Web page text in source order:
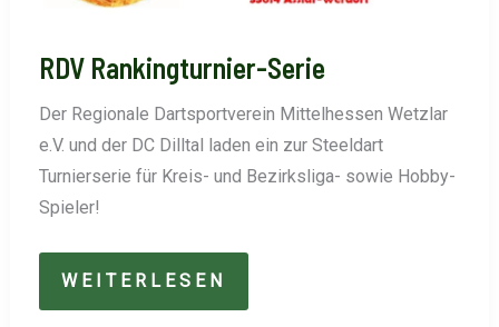
RDV Rankingturnier-Serie
Der Regionale Dartsportverein Mittelhessen Wetzlar
e.V. und der DC Dilltal laden ein zur Steeldart
Turnierserie für Kreis- und Bezirksliga- sowie Hobby-
Spieler!
RDV
RANKINGTURNIER-
WEITERLESEN